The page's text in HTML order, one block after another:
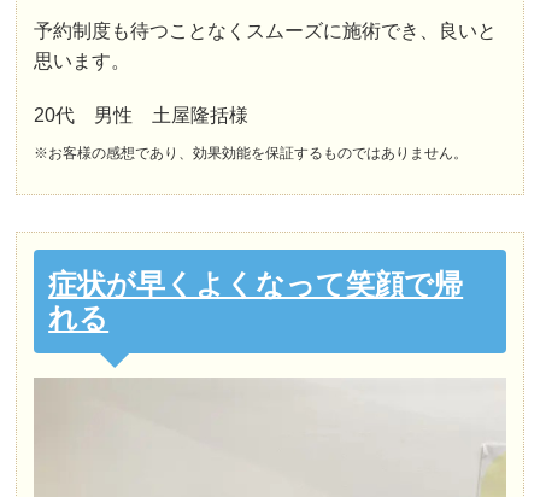
予約制度も待つことなくスムーズに施術でき、良いと
思います。
20代 男性 土屋隆括様
※お客様の感想であり、効果効能を保証するものではありません。
症状が早くよくなって笑顔で帰
れる